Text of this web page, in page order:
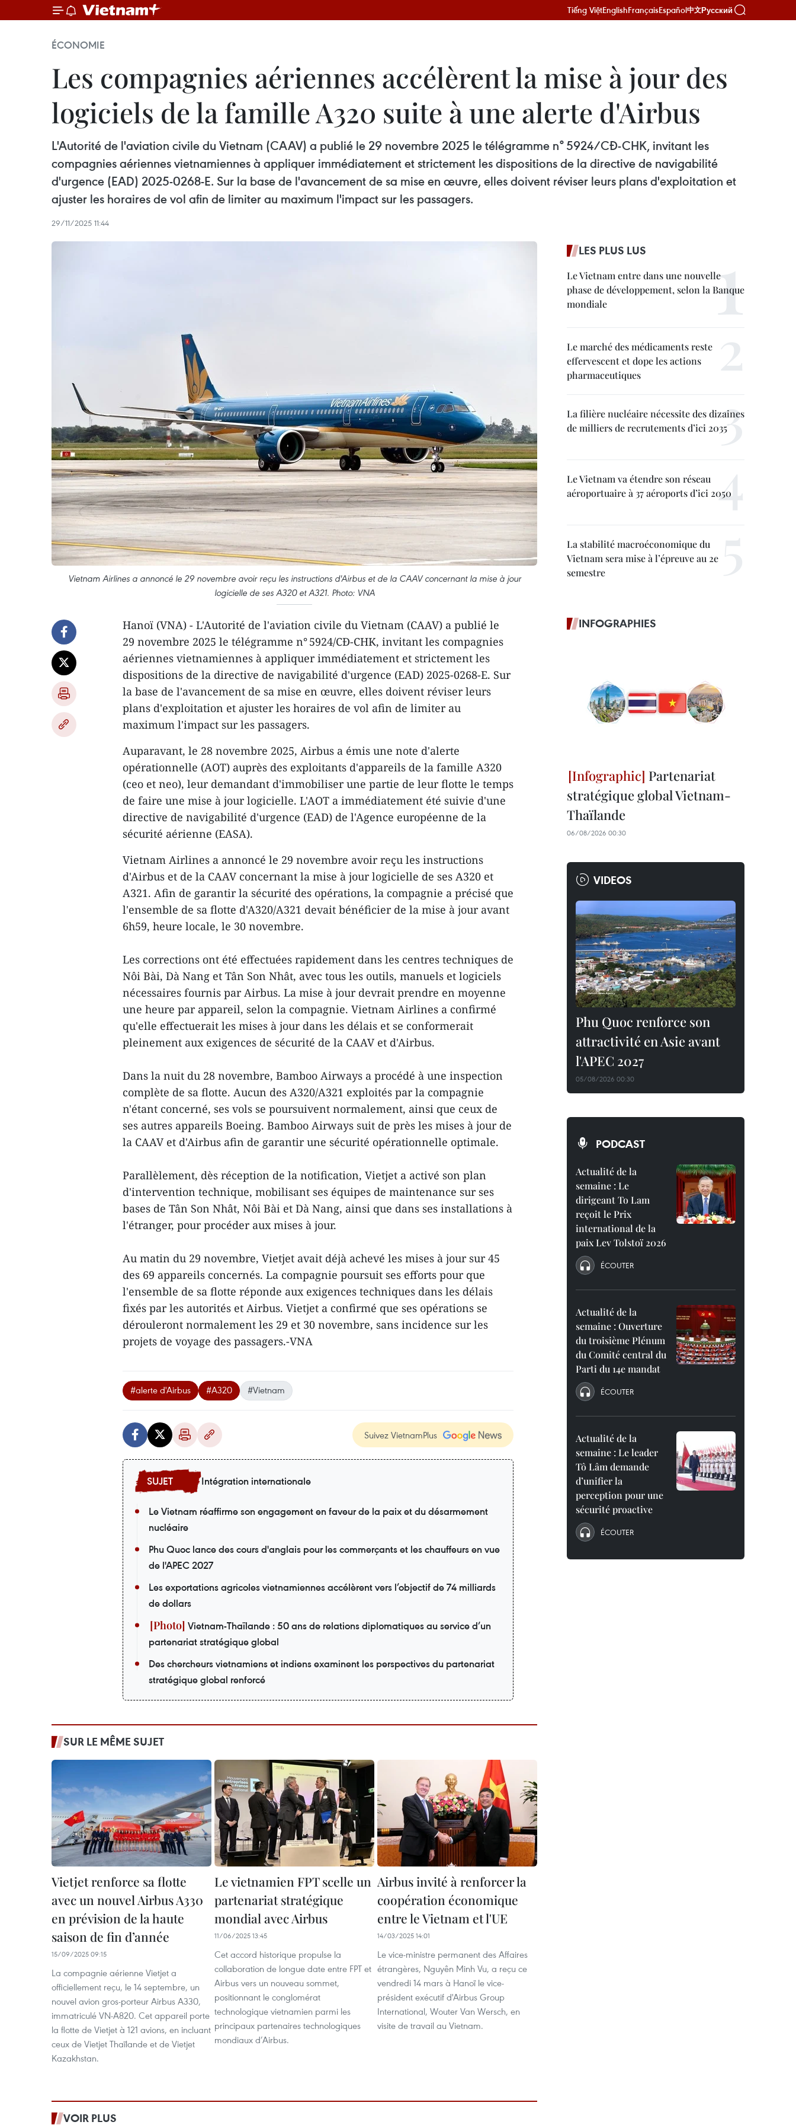
Tiếng ViệtEnglishFrançaisEspañol中文Русский
ÉCONOMIE
Les compagnies aériennes accélèrent la mise à jour des
logiciels de la famille A320 suite à une alerte d'Airbus
L'Autorité de l'aviation civile du Vietnam (CAAV) a publié le 29 novembre 2025 le télégramme n° 5924/CĐ-CHK, invitant les
compagnies aériennes vietnamiennes à appliquer immédiatement et strictement les dispositions de la directive de navigabilité
d'urgence (EAD) 2025-0268-E. Sur la base de l'avancement de sa mise en œuvre, elles doivent réviser leurs plans d'exploitation et
ajuster les horaires de vol afin de limiter au maximum l'impact sur les passagers.
29/11/2025 11:44
Vietnam Airlines a annoncé le 29 novembre avoir reçu les instructions d'Airbus et de la CAAV concernant la mise à jour
logicielle de ses A320 et A321. Photo: VNA
Hanoï (VNA) - L'Autorité de l'aviation civile du Vietnam (CAAV) a publié le
29 novembre 2025 le télégramme n° 5924/CĐ-CHK, invitant les compagnies
aériennes vietnamiennes à appliquer immédiatement et strictement les
dispositions de la directive de navigabilité d'urgence (EAD) 2025-0268-E. Sur
la base de l'avancement de sa mise en œuvre, elles doivent réviser leurs
plans d'exploitation et ajuster les horaires de vol afin de limiter au
maximum l'impact sur les passagers.
Auparavant, le 28 novembre 2025, Airbus a émis une note d'alerte
opérationnelle (AOT) auprès des exploitants d'appareils de la famille A320
(ceo et neo), leur demandant d'immobiliser une partie de leur flotte le temps
de faire une mise à jour logicielle. L'AOT a immédiatement été suivie d'une
directive de navigabilité d'urgence (EAD) de l'Agence européenne de la
sécurité aérienne (EASA).
Vietnam Airlines a annoncé le 29 novembre avoir reçu les instructions
d'Airbus et de la CAAV concernant la mise à jour logicielle de ses A320 et
A321. Afin de garantir la sécurité des opérations, la compagnie a précisé que
l'ensemble de sa flotte d'A320/A321 devait bénéficier de la mise à jour avant
6h59, heure locale, le 30 novembre.
Les corrections ont été effectuées rapidement dans les centres techniques de
Nôi Bài, Dà Nang et Tân Son Nhât, avec tous les outils, manuels et logiciels
nécessaires fournis par Airbus. La mise à jour devrait prendre en moyenne
une heure par appareil, selon la compagnie. Vietnam Airlines a confirmé
qu'elle effectuerait les mises à jour dans les délais et se conformerait
pleinement aux exigences de sécurité de la CAAV et d'Airbus.
Dans la nuit du 28 novembre, Bamboo Airways a procédé à une inspection
complète de sa flotte. Aucun des A320/A321 exploités par la compagnie
n'étant concerné, ses vols se poursuivent normalement, ainsi que ceux de
ses autres appareils Boeing. Bamboo Airways suit de près les mises à jour de
la CAAV et d'Airbus afin de garantir une sécurité opérationnelle optimale.
Parallèlement, dès réception de la notification, Vietjet a activé son plan
d'intervention technique, mobilisant ses équipes de maintenance sur ses
bases de Tân Son Nhât, Nôi Bài et Dà Nang, ainsi que dans ses installations à
l'étranger, pour procéder aux mises à jour.
Au matin du 29 novembre, Vietjet avait déjà achevé les mises à jour sur 45
des 69 appareils concernés. La compagnie poursuit ses efforts pour que
l'ensemble de sa flotte réponde aux exigences techniques dans les délais
fixés par les autorités et Airbus. Vietjet a confirmé que ses opérations se
dérouleront normalement les 29 et 30 novembre, sans incidence sur les
projets de voyage des passagers.-VNA
#alerte d'Airbus #A320 #Vietnam
Suivez VietnamPlus
Intégration internationale
Le Vietnam réaffirme son engagement en faveur de la paix et du désarmement
nucléaire
Phu Quoc lance des cours d'anglais pour les commerçants et les chauffeurs en vue
de l'APEC 2027
Les exportations agricoles vietnamiennes accélèrent vers l’objectif de 74 milliards
de dollars
Vietnam-Thaïlande : 50 ans de relations diplomatiques au service d’un
partenariat stratégique global
Des chercheurs vietnamiens et indiens examinent les perspectives du partenariat
stratégique global renforcé
SUR LE MÊME SUJET
Vietjet renforce sa flotte
avec un nouvel Airbus A330
en prévision de la haute
saison de fin d’année
15/09/2025 09:15
La compagnie aérienne Vietjet a
officiellement reçu, le 14 septembre, un
nouvel avion gros-porteur Airbus A330,
immatriculé VN-A820. Cet appareil porte
la flotte de Vietjet à 121 avions, en incluant
ceux de Vietjet Thaïlande et de Vietjet
Kazakhstan.
Le vietnamien FPT scelle un
partenariat stratégique
mondial avec Airbus
11/06/2025 13:45
Cet accord historique propulse la
collaboration de longue date entre FPT et
Airbus vers un nouveau sommet,
positionnant le conglomérat
technologique vietnamien parmi les
principaux partenaires technologiques
mondiaux d’Airbus.
Airbus invité à renforcer la
coopération économique
entre le Vietnam et l'UE
14/03/2025 14:01
Le vice-ministre permanent des Affaires
étrangères, Nguyên Minh Vu, a reçu ce
vendredi 14 mars à Hanoï le vice-
président exécutif d'Airbus Group
International, Wouter Van Wersch, en
visite de travail au Vietnam.
VOIR PLUS
LES PLUS LUS
Le Vietnam entre dans une nouvelle
phase de développement, selon la Banque
mondiale
Le marché des médicaments reste
effervescent et dope les actions
pharmaceutiques
La filière nucléaire nécessite des dizaines
de milliers de recrutements d’ici 2035
Le Vietnam va étendre son réseau
aéroportuaire à 37 aéroports d’ici 2050
La stabilité macroéconomique du
Vietnam sera mise à l’épreuve au 2e
semestre
INFOGRAPHIES
Partenariat
stratégique global Vietnam-
Thaïlande
06/08/2026 00:30
VIDEOS
Phu Quoc renforce son
attractivité en Asie avant
l'APEC 2027
05/08/2026 00:30
PODCAST
Actualité de la
semaine : Le
dirigeant To Lam
reçoit le Prix
international de la
paix Lev Tolstoï 2026
ÉCOUTER
Actualité de la
semaine : Ouverture
du troisième Plénum
du Comité central du
Parti du 14e mandat
ÉCOUTER
Actualité de la
semaine : Le leader
Tô Lâm demande
d’unifier la
perception pour une
sécurité proactive
ÉCOUTER